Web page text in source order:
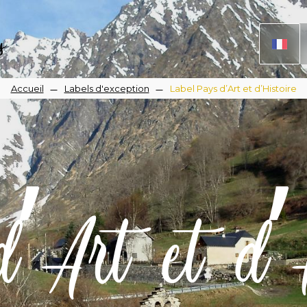
Fil
d'Ariane
Accueil Labels d'exception Label Pays d’Art et d’Histoire
et